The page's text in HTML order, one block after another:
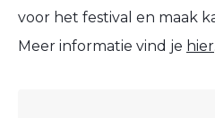
voor het festival en maak
Meer informatie vind je hier